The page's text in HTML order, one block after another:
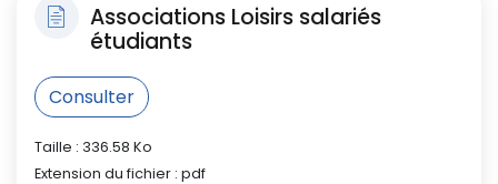
Associations Loisirs salariés
étudiants
Consulter
Taille : 336.58 Ko
Extension du fichier : pdf